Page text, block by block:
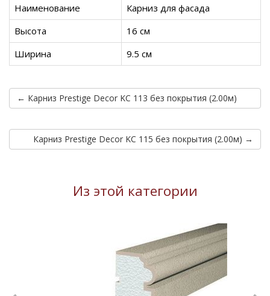
Наименование
Карниз для фасада
Высота
16 см
Ширина
9.5 см
← Карниз Prestige Decor KC 113 без покрытия (2.00м)
Карниз Prestige Decor KC 115 без покрытия (2.00м) →
Из этой категории